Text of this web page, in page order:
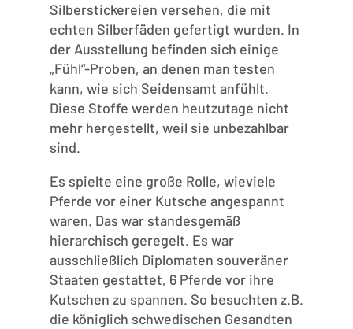
Silberstickereien versehen, die mit
echten Silberfäden gefertigt wurden. In
der Ausstellung befinden sich einige
„Fühl“-Proben, an denen man testen
kann, wie sich Seidensamt anfühlt.
Diese Stoffe werden heutzutage nicht
mehr hergestellt, weil sie unbezahlbar
sind.
Es spielte eine große Rolle, wieviele
Pferde vor einer Kutsche angespannt
waren. Das war standesgemäß
hierarchisch geregelt. Es war
ausschließlich Diplomaten souveräner
Staaten gestattet, 6 Pferde vor ihre
Kutschen zu spannen. So besuchten z.B.
die königlich schwedischen Gesandten